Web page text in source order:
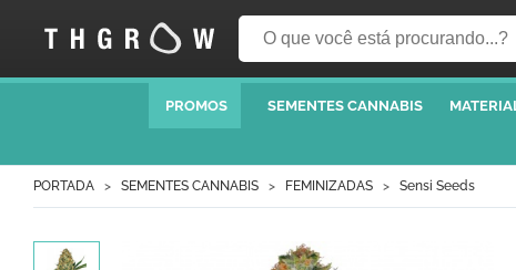
PROMOS SEMENTES CANNABIS
PORTADA SEMENTES CANNABIS FEMINIZADAS Sensi Seeds